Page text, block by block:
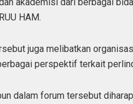
HAM.
juga melibatkan
perspektif terkait
dalam forum tersebut